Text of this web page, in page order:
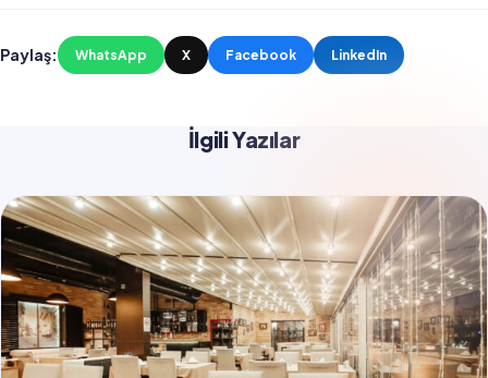
Paylaş: WhatsApp X Facebook LinkedIn
İlgili Yazılar